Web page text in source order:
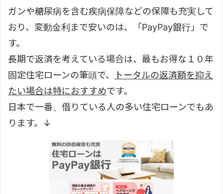
ガンや糖尿病を含む疾病保障などの保障も充実して
おり、変動金利まで安いのは、「PayPay銀行」で
す。
長期で返済を考えている場合は、最もお得な１０年
固定住宅ローンの筆頭で、
トータルの返済額を抑え
たい場合は特におすすめです。
日本で一番、借りている人の多い住宅ローンでもあ
ります。↓